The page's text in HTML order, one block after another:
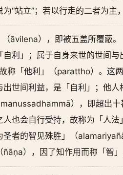
“站立”；若以行走的二者为主
（āvilena），即被五盖所覆蔽
自利」；属于自身来世的世间
称「他利」（parattho）。这
出世间利益，是「自利」；他
manussadhammā），即超出
人也会自行受持，故称为「人
圣者的智见殊胜」（
ñāṇa），因了知作用而称「智